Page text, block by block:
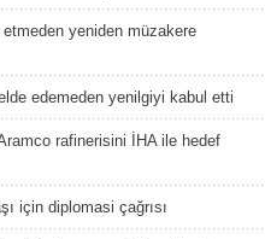
yeniden müzakere
edemeden yenilgiyi kabul etti
rafinerisini İHA ile hedef
için diplomasi çağrısı